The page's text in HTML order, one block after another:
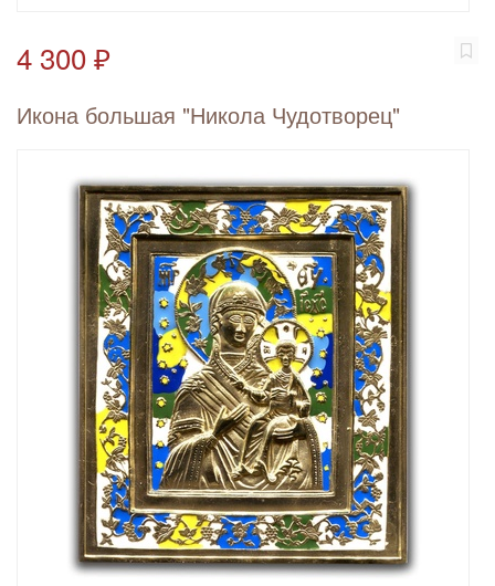
4 300 ₽
Икона большая "Никола Чудотворец"